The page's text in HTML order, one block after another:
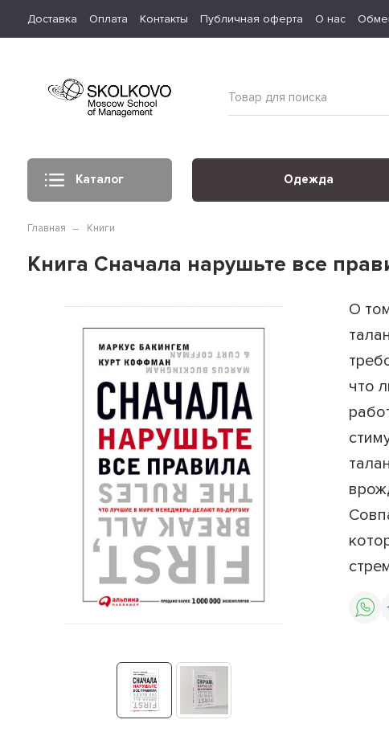
Доставка Оплата Контакты Публичная оферта О нас
Каталог Одежда
Главная Книги
Книга Сначала нарушьте все
О
что